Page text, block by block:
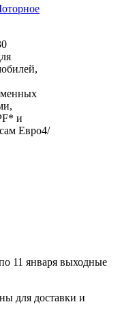
и
Евро4/
11 января выходные
для доставки и